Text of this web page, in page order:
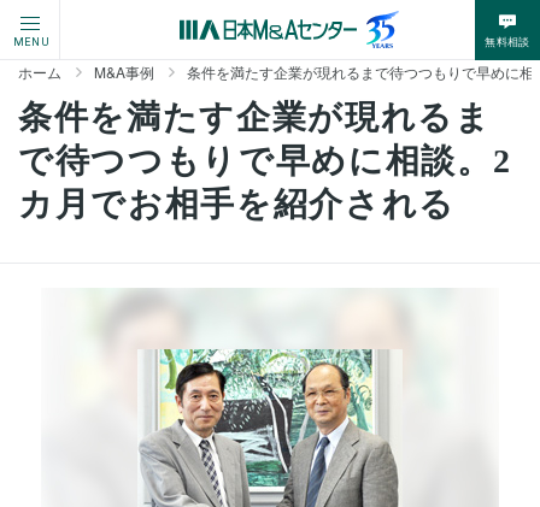
MENU 無料相談
ホーム M&A事例 条件を満たす企業が現れるまで待つつもりで早めに
条件を満たす企業が現れるま
で待つつもりで早めに相談。2
カ月でお相手を紹介される